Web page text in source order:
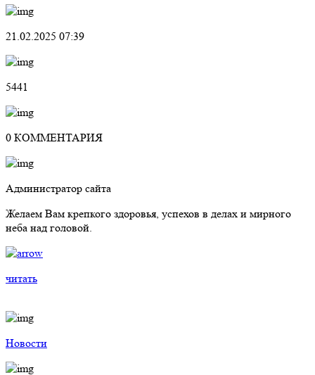
21.02.2025 07:39
5441
0 КОММЕНТАРИЯ
Администратор сайта
Желаем Вам крепкого здоровья, успехов в делах и мирного
неба над головой.
читать
Новости